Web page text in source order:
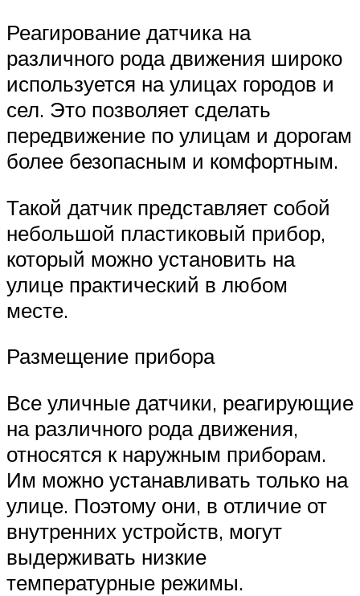
Реагирование датчика на
различного рода движения широко
используется на улицах городов и
сел. Это позволяет сделать
передвижение по улицам и дорогам
более безопасным и комфортным.
Такой датчик представляет собой
небольшой пластиковый прибор,
который можно установить на
улице практический в любом
месте.
Размещение прибора
Все уличные датчики, реагирующие
на различного рода движения,
относятся к наружным приборам.
Им можно устанавливать только на
улице. Поэтому они, в отличие от
внутренних устройств, могут
выдерживать низкие
температурные режимы.